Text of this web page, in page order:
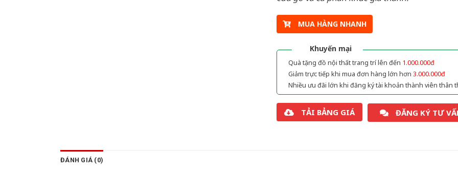
MUA HÀNG NHANH
Khuyến mại
Quà tặng đồ nội thất trang trí lên đến 1.000.000đ
Giảm trực tiếp khi mua đơn hàng lớn hơn 3.000.000đ
Nhiều ưu đãi lớn khi đăng ký tài khoản thành viên thân
TẢI BẢNG GIÁ ĐĂNG KÝ TƯ
ĐÁNH GIÁ (0)